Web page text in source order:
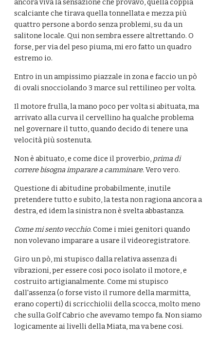
ancora viva la sensazione che provavo, quella coppia
scalciante che tirava quella tonnellata e mezza più
quattro persone a bordo senza problemi, su da un
salitone locale. Qui non sembra essere altrettando. O
forse, per via del peso piuma, mi ero fatto un quadro
estremo io.
Entro in un ampissimo piazzale in zona e faccio un pò
di ovali snocciolando 3 marce sul rettilineo per volta.
Il motore frulla, la mano poco per volta si abituata, ma
arrivato alla curva il cervellino ha qualche problema
nel governare il tutto, quando decido di tenere una
velocità più sostenuta.
Non è abituato, e come dice il proverbio, prima di
correre bisogna imparare a camminare. Vero vero.
Questione di abitudine probabilmente, inutile
pretendere tutto e subito, la testa non ragiona ancora a
destra, ed idem la sinistra non è svelta abbastanza.
Come mi sento vecchio. Come i miei genitori quando
non volevano imparare a usare il videoregistratore.
Giro un pò, mi stupisco dalla relativa assenza di
vibrazioni, per essere cosi poco isolato il motore, e
costruito artigianalmente. Come mi stupisco
dall'assenza (o forse visto il rumore della marmitta,
erano coperti) di scricchiolii della scocca, molto meno
che sulla Golf Cabrio che avevamo tempo fa. Non siamo
logicamente ai livelli della Miata, ma va bene cosi.